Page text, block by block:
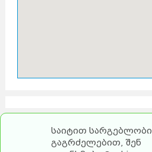
საიტით
გაგრძელებით, შენ